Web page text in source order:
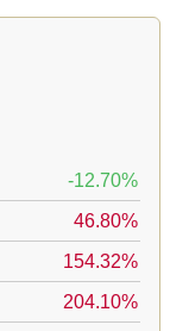
-12.70
46.80
154.32
204.10